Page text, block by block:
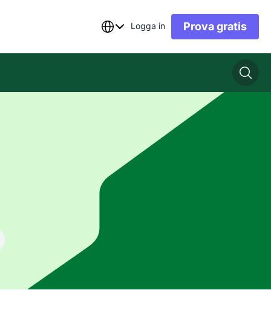
Logga in Prova gratis